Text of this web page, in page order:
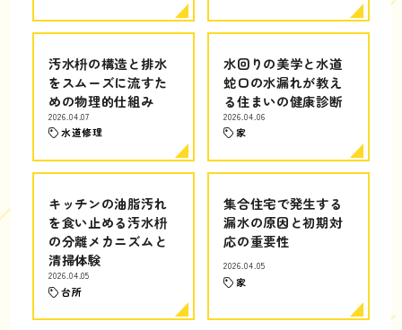
汚水枡の構造と排水
をスムーズに流すた
めの物理的仕組み
2026.04.07
水道修理
水回りの美学と水道
蛇口の水漏れが教え
る住まいの健康診断
2026.04.06
家
キッチンの油脂汚れ
を食い止める汚水枡
の分離メカニズムと
清掃体験
2026.04.05
台所
集合住宅で発生する
漏水の原因と初期対
応の重要性
2026.04.05
家